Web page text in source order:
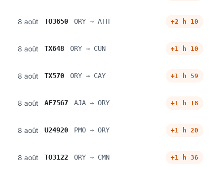
8 août TO3650 ORY → ATH +2 h 10
8 août TX648 ORY → CUN +1 h 10
8 août TX570 ORY → CAY +1 h 59
8 août AF7567 AJA → ORY +1 h 18
8 août U24920 PMO → ORY +1 h 20
8 août TO3122 ORY → CMN +1 h 36